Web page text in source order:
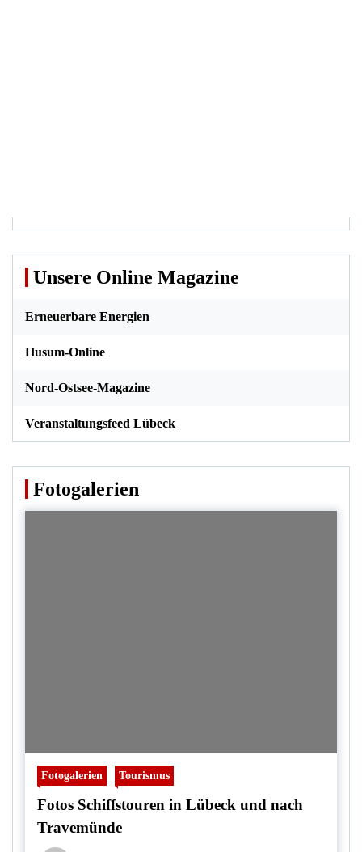
Unsere Online Magazine
Erneuerbare Energien
Husum-Online
Nord-Ostsee-Magazine
Veranstaltungsfeed Lübeck
Fotogalerien
Fotogalerien Tourismus
Fotos Schiffstouren in Lübeck und nach
Travemünde